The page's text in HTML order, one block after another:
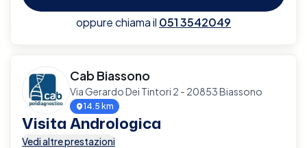
oppure chiama il 051 3542049
Cab Biassono
Via Gerardo Dei Tintori 2 - 20853 Biassono
14.5 km
Visita Andrologica
Vedi altre prestazioni